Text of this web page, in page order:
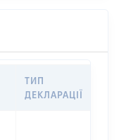
ТИП
ДЕКЛАРАЦІЇ